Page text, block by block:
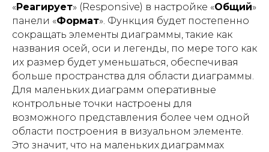
«Реагирует» (Responsive) в настройке «Общий»
панели «Формат». Функция будет постепенно
сокращать элементы диаграммы, такие как
названия осей, оси и легенды, по мере того как
их размер будет уменьшаться, обеспечивая
больше пространства для области диаграммы.
Для маленьких диаграмм оперативные
контрольные точки настроены для
возможного представления более чем одной
области построения в визуальном элементе.
Это значит, что на маленьких диаграммах